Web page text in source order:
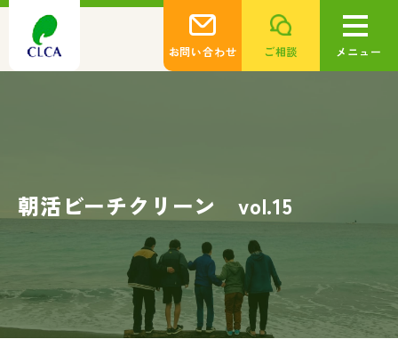
お問い合わせ ご相談 メニュー
朝活ビーチクリーン vol.15